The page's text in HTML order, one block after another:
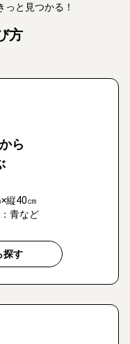
っと見つかる！
方
ら
縦40㎝
青など
探す